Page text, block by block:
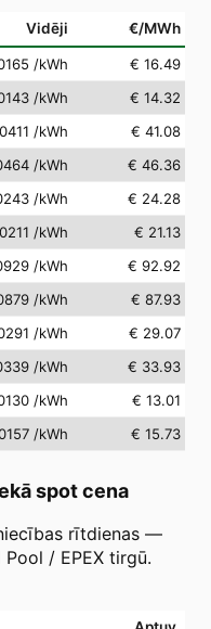
Vidēji €/MWh
/kWh
€ 16.49
/kWh
€ 14.32
/kWh
€ 41.08
/kWh
€ 46.36
/kWh
€ 24.28
/kWh
€ 21.13
/kWh
€ 92.92
/kWh
€ 87.93
/kWh
€ 29.07
/kWh
€ 33.93
/kWh
€ 13.01
/kWh € 15.73
spot cena
rītdienas —
/ EPEX tirgū.